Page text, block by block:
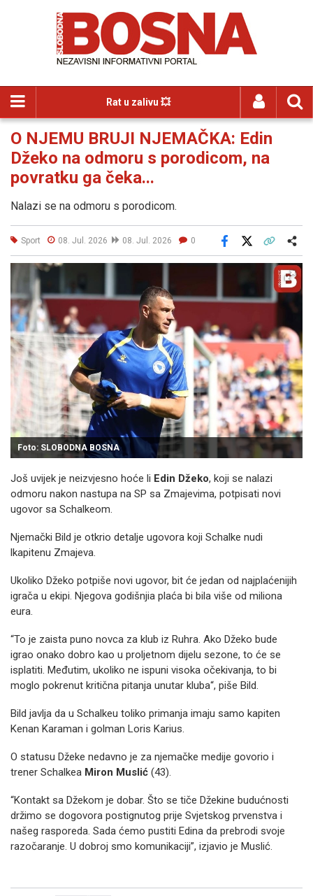
Rat u zalivu 💥
O NJEMU BRUJI NJEMAČKA: Edin
Džeko na odmoru s porodicom, na
povratku ga čeka...
Nalazi se na odmoru s porodicom.
Sport 08. Jul. 2026 08. Jul. 2026 0
Facebook
Foto: SLOBODNA BOSNA
Još uvijek je neizvjesno hoće li Edin Džeko, koji se nalazi
odmoru nakon nastupa na SP sa Zmajevima, potpisati novi
ugovor sa Schalkeom.
Njemački Bild je otkrio detalje ugovora koji Schalke nudi
lkapitenu Zmajeva.
Ukoliko Džeko potpiše novi ugovor, bit će jedan od najplaćenijih
igrača u ekipi. Njegova godišnjia plaća bi bila više od miliona
eura.
“To je zaista puno novca za klub iz Ruhra. Ako Džeko bude
igrao onako dobro kao u proljetnom dijelu sezone, to će se
isplatiti. Međutim, ukoliko ne ispuni visoka očekivanja, to bi
moglo pokrenut kritična pitanja unutar kluba“, piše Bild.
Bild javlja da u Schalkeu toliko primanja imaju samo kapiten
Kenan Karaman i golman Loris Karius.
O statusu Džeke nedavno je za njemačke medije govorio i
trener Schalkea Miron Muslić (43).
“Kontakt sa Džekom je dobar. Što se tiče Džekine budućnosti
držimo se dogovora postignutog prije Svjetskog prvenstva i
našeg rasporeda. Sada ćemo pustiti Edina da prebrodi svoje
razočaranje. U dobroj smo komunikaciji”, izjavio je Muslić.